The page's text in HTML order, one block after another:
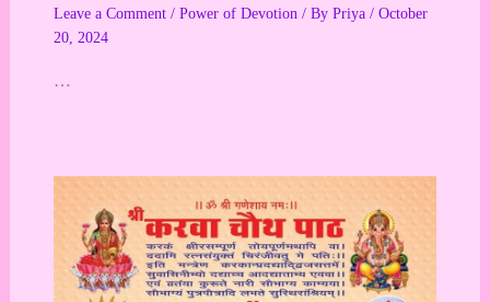
Leave a Comment / Power of Devotion/ By Priya / October
20, 2024
…